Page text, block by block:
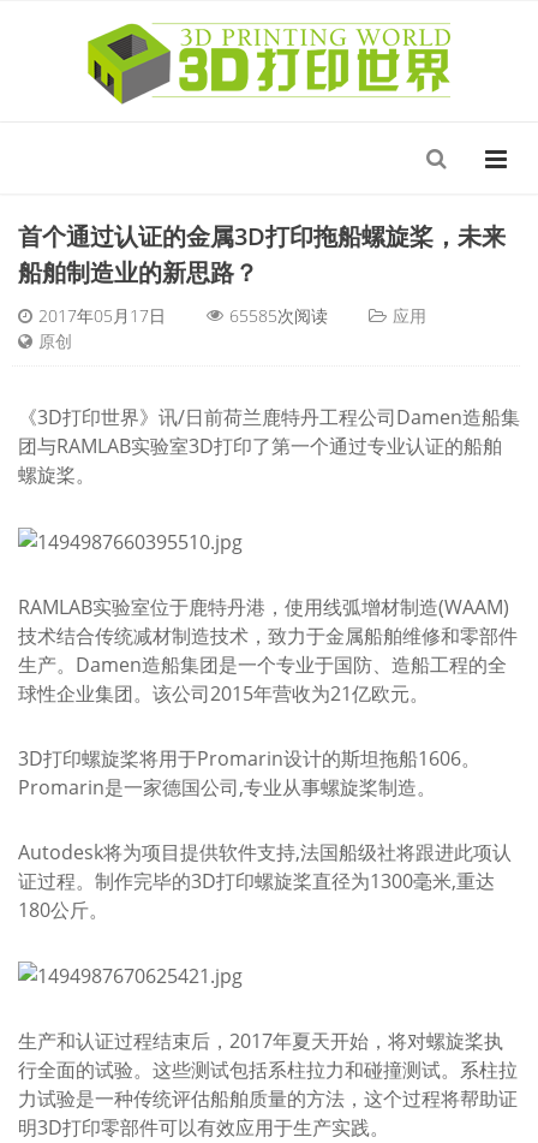
首个通过认证的金属3D打印拖船螺旋桨，未来
船舶制造业的新思路？
2017年05月17日 65585次阅读
应用
原创
《3D打印世界》讯/日前荷兰鹿特丹工程公司Damen造船集
团与RAMLAB实验室3D打印了第一个通过专业认证的船舶
螺旋桨。
RAMLAB实验室位于鹿特丹港，使用线弧增材制造(WAAM)
技术结合传统减材制造技术，致力于金属船舶维修和零部件
生产。Damen造船集团是一个专业于国防、造船工程的全
球性企业集团。该公司2015年营收为21亿欧元。
3D打印螺旋桨将用于Promarin设计的斯坦拖船1606。
Promarin是一家德国公司,专业从事螺旋桨制造。
Autodesk将为项目提供软件支持,法国船级社将跟进此项认
证过程。制作完毕的3D打印螺旋桨直径为1300毫米,重达
180公斤。
生产和认证过程结束后，2017年夏天开始，将对螺旋桨执
行全面的试验。这些测试包括系柱拉力和碰撞测试。系柱拉
力试验是一种传统评估船舶质量的方法，这个过程将帮助证
明3D打印零部件可以有效应用于生产实践。